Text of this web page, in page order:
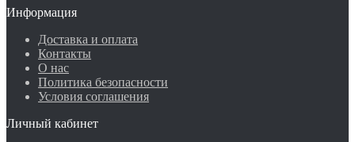
Информация
Доставка и оплата
Контакты
О нас
Политика безопасности
Условия соглашения
Личный кабинет